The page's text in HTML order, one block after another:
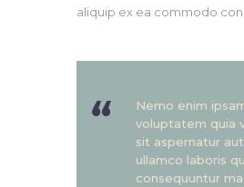
aliquip ex ea commodo
Nemo enim
voluptatem quia
sit aspernatur
ullamco laboris
consequuntur